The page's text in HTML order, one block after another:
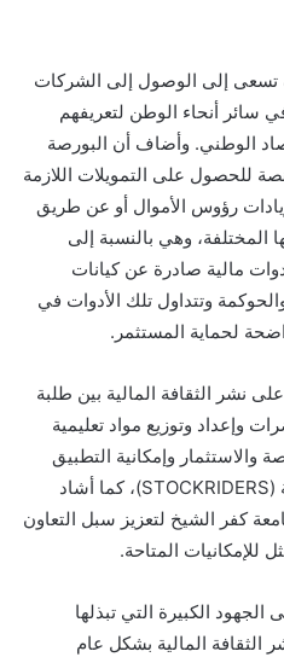
تسعى إلى الوصول إلى الشركات
سائر أنحاء الوطن لتعريفهم
الوطني. وأضاف أن البورصة
للحصول على التمويلات اللازمة
رؤوس الأموال أو عن طريق
المختلفة، وهي بالنسبة إلى
مالية صادرة عن كيانات
وتتداول تلك الأدوات في
لحماية المستثمر.
نشر الثقافة المالية بين طلبة
وإعداد وتوزيع مواد تعليمية
والاستثمار وإمكانية التطبيق
باستخدام نموذج محاكاة البورصة (STOCKRIDERS)، كما أشاد
كفر الشيخ لتعزيز سبل التعاون
للإمكانيات المتاحة.
الكبيرة التي تبذلها
المالية بشكل عام